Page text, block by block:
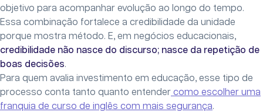
objetivo para acompanhar evolução ao longo do tempo.
Essa combinação fortalece a credibilidade da unidade
porque mostra método. E, em negócios educacionais,
credibilidade não nasce do discurso; nasce da repetição de
boas decisões.
Para quem avalia investimento em educação, esse tipo de
processo conta tanto quanto entender como escolher uma
franquia de curso de inglês com mais segurança.